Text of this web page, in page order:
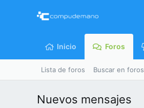
Inicio Foros
Lista de foros Buscar en foros
Nuevos mensajes